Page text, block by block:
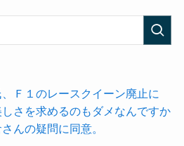
Ｆ１のレースクイーン廃止に
しさを求めるのもダメなんですか
んの疑問に同意。